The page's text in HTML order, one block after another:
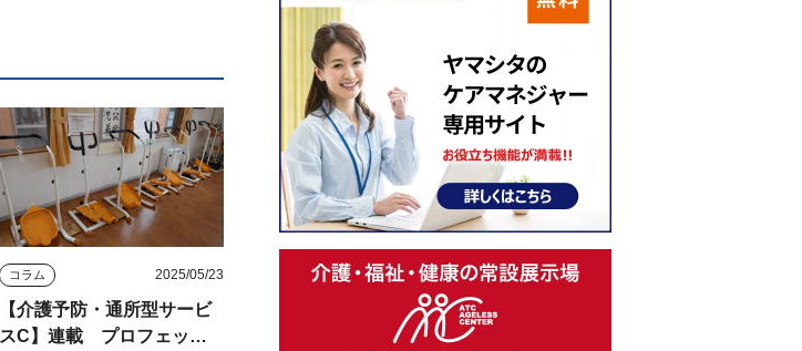
コラム 2025/05/23
【介護予防・通所型サービ
スC】連載 プロフェッシ